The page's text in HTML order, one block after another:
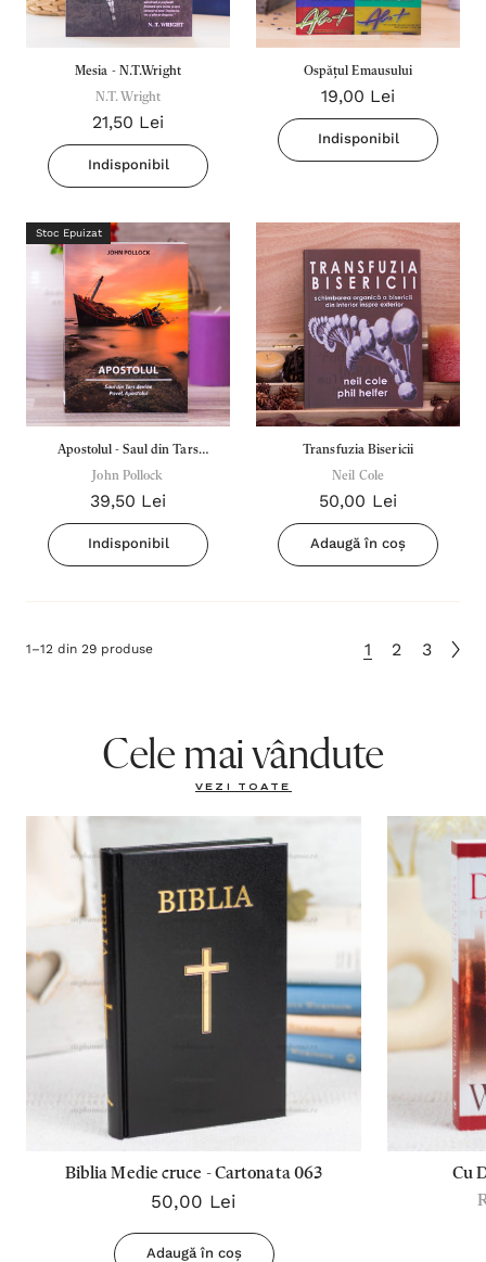
Mesia - N.T.Wright
N.T. Wright
21,50 Lei
Indisponibil
Ospățul Emausului
19,00 Lei
Indisponibil
Stoc Epuizat
Apostolul - Saul din Tars
devine Pavel, Apostolul
John Pollock
39,50 Lei
Indisponibil
Transfuzia Bisericii
Neil Cole
50,00 Lei
Adaugă în coș
1–12 din 29 produse 1 2 3
Cele mai vândute
VEZI TOATE
Biblia Medie cruce - Cartonata 063
50,00 Lei
Adaugă în coș
Cu